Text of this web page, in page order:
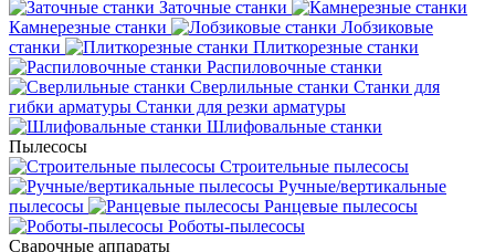
Заточные станки
Камнерезные станки
Лобзиковые
станки
Плиткорезные станки
Распиловочные станки
Сверлильные станки Станки для
гибки арматуры Станки для резки арматуры
Шлифовальные станки
Пылесосы
Строительные пылесосы
Ручные/вертикальные
пылесосы
Ранцевые пылесосы
Роботы-пылесосы
Сварочные аппараты